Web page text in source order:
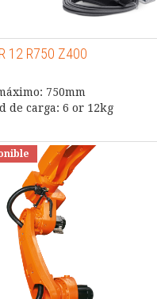
12 R750 Z400
750mm
de carga: 6 or 12kg